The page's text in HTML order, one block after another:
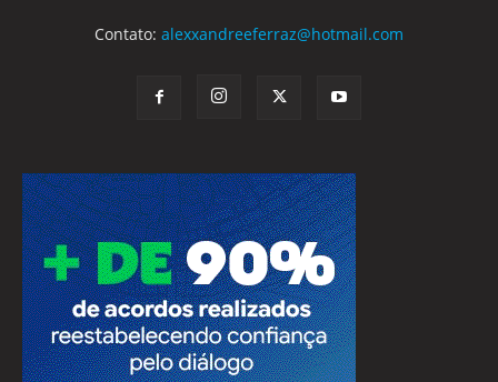
Contato: alexxandreeferraz@hotmail.com